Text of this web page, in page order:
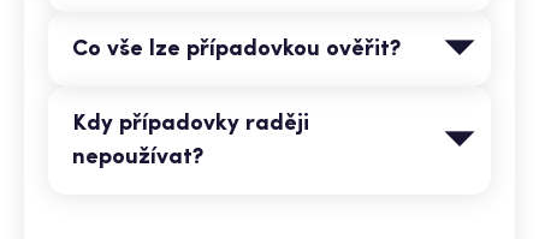
Co vše lze případovkou ověřit?
Kdy případovky raději
nepoužívat?